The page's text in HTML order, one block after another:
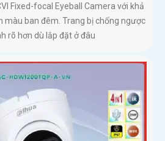
Fixed-focal Eyeball Camera với khả
màu ban đêm. Trang bị chống ngược
rõ hơn dù lắp đặt ở đâu